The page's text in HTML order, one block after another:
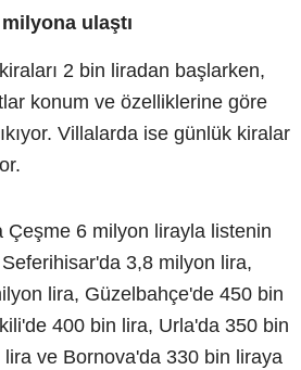
ulaştı
2 bin liradan başlarken,
konum ve özelliklerine göre
Villalarda ise günlük kiralar
Çeşme 6 milyon lirayla listenin
Seferihisar'da 3,8 milyon lira,
lira, Güzelbahçe'de 450 bin
400 bin lira, Urla'da 350 bin
lira ve Bornova'da 330 bin liraya